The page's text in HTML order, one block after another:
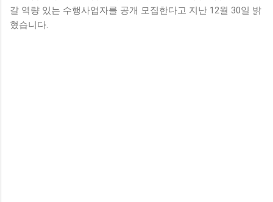
갈 역량 있는 수행사업자를 공개 모집한다고 지난 12월 30일 밝
혔습니다.